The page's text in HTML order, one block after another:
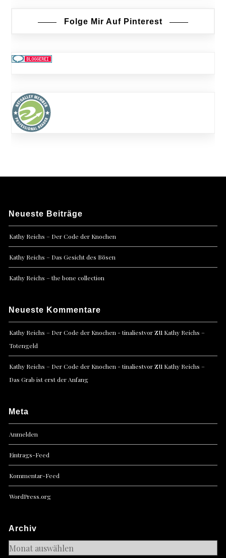
Folge Mir Auf Pinterest
Neueste Beiträge
Kathy Reichs – Der Code der Knochen
Kathy Reichs – Das Gesicht des Bösen
Kathy Reichs – the bone collection
Neueste Kommentare
Kathy Reichs – Der Code der Knochen - tinaliestvorzu Kathy Reichs –
Totengeld
Kathy Reichs – Der Code der Knochen - tinaliestvorzu Kathy Reichs –
Das Grab ist erst der Anfang
Meta
Anmelden
Eintrags-Feed
Kommentar-Feed
WordPress.org
Archiv
Archiv